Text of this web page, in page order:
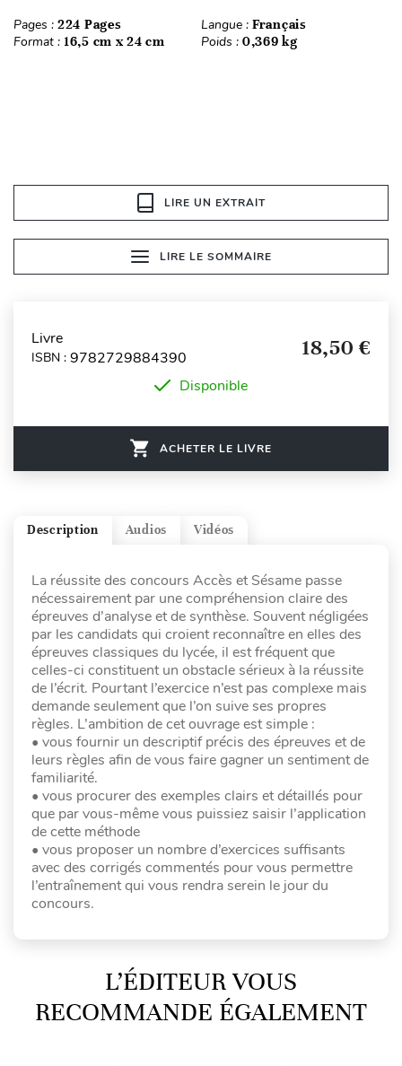
Pages : 224 Pages Langue : Français
Format : 16,5 cm x 24 cm Poids : 0,369 kg
LIRE UN EXTRAIT
LIRE LE SOMMAIRE
Livre
ISBN : 9782729884390 18,50 €
Disponible
ACHETER LE LIVRE
Vidéos
Audios
Description
La réussite des concours Accès et Sésame passe
nécessairement par une compréhension claire des
épreuves d’analyse et de synthèse. Souvent négligées
par les candidats qui croient reconnaître en elles des
épreuves classiques du lycée, il est fréquent que
celles-ci constituent un obstacle sérieux à la réussite
de l’écrit. Pourtant l’exercice n’est pas complexe mais
demande seulement que l’on suive ses propres
règles. L’ambition de cet ouvrage est simple :
• vous fournir un descriptif précis des épreuves et de
leurs règles afin de vous faire gagner un sentiment de
familiarité.
• vous procurer des exemples clairs et détaillés pour
que par vous-même vous puissiez saisir l’application
de cette méthode
• vous proposer un nombre d’exercices suffisants
avec des corrigés commentés pour vous permettre
l’entraînement qui vous rendra serein le jour du
concours.
L’ÉDITEUR VOUS
RECOMMANDE ÉGALEMENT